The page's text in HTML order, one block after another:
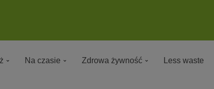
Na czasie Zdrowa żywność Less waste